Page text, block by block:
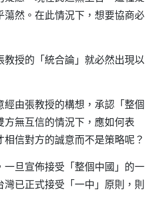
蕩然。在此情況下，想要協商必
教授的「統合論」就必然出現以
經由張教授的構想，承認「整個
方無互信的情況下，應如何表
信對方的誠意而不是策略呢？
一旦宣佈接受「整個中國」的一
灣已正式接受「一中」原則，則